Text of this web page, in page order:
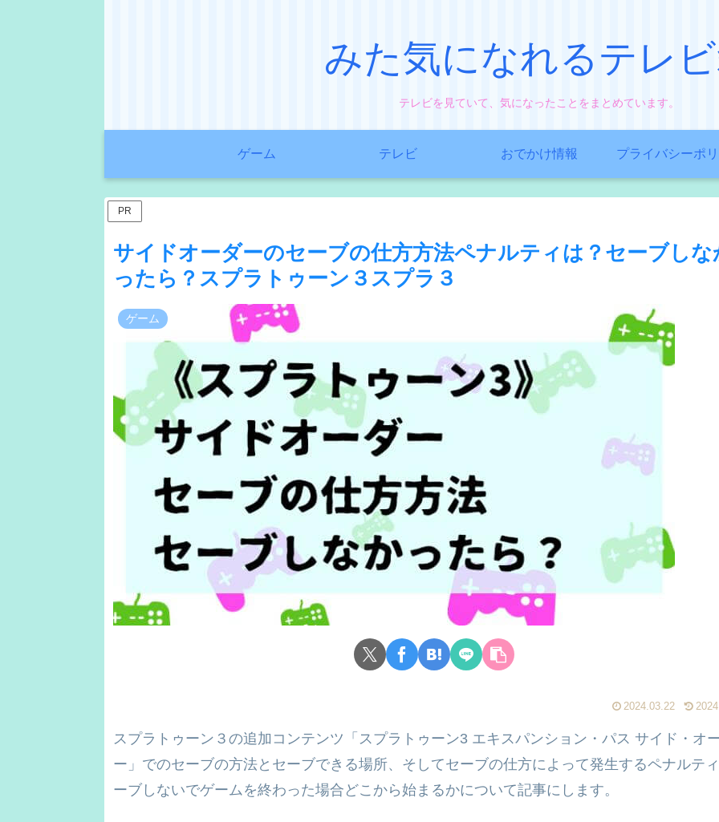
みた気になれるテレ
テレビを見ていて、気になったことをまとめています。
ゲーム テレビ おでかけ情報 プライバシーポ
PR
サイドオーダーのセーブの仕方方法ペナルティは？セーブしな
ったら？スプラトゥーン３スプラ３
ゲーム
2024.03.22
スプラトゥーン３の追加コンテンツ「スプラトゥーン3 エキスパンション・パス サイド・オ
ー」でのセーブの方法とセーブできる場所、そしてセーブの仕方によって発生するペナルテ
ーブしないでゲームを終わった場合どこから始まるかについて記事にします。